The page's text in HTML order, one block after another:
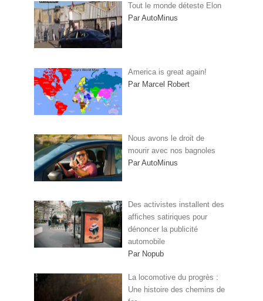
Tout le monde déteste Elon
Par AutoMinus
America is great again!
Par Marcel Robert
Nous avons le droit de
mourir avec nos bagnoles
Par AutoMinus
Des activistes installent des
affiches satiriques pour
dénoncer la publicité
automobile
Par Nopub
La locomotive du progrès :
Une histoire des chemins de